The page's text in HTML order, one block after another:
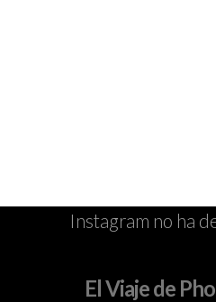
Instagram no ha
El Viaje de